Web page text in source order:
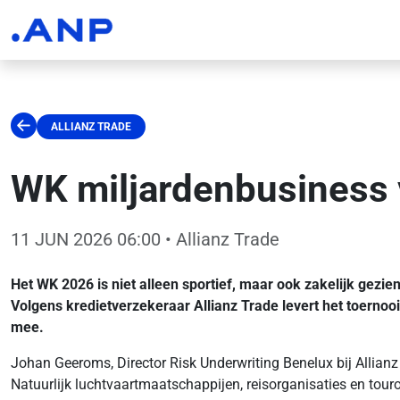
ALLIANZ TRADE
WK
11 JUN 2026 06:00 • Allianz Trade
Het WK 2026 is niet alleen sportief, maar ook zakelijk
Volgens kredietverzekeraar Allianz Trade levert het
mee.
Johan Geeroms, Director Risk Underwriting Benelux bij
Natuurlijk luchtvaartmaatschappijen, reisorganisaties en